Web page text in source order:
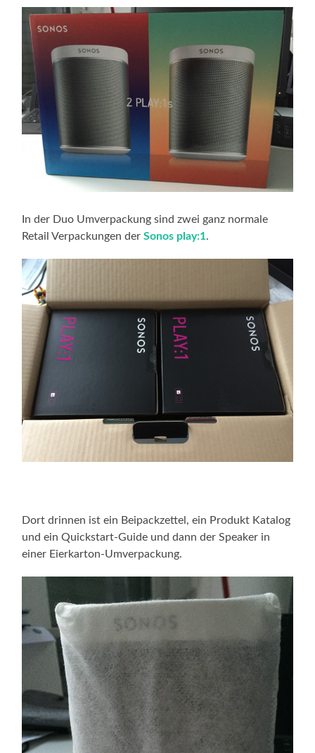
In der Duo Umverpackung sind zwei ganz normale
Retail Verpackungen derSonos play:1.
Dort drinnen ist ein Beipackzettel, ein Produkt Katalog
und ein Quickstart-Guide und dann der Speaker in
einer Eierkarton-Umverpackung.